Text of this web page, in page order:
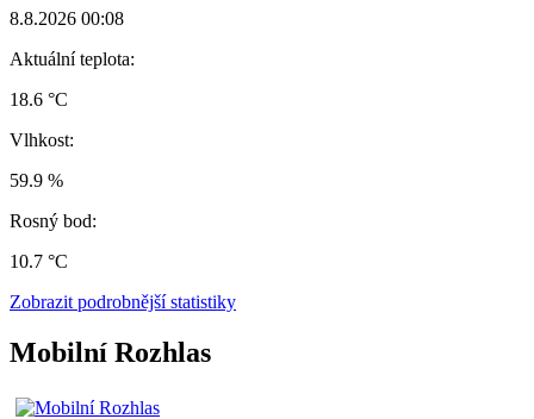
8.8.2026 00:08
Aktuální teplota:
18.6 °C
Vlhkost:
59.9 %
Rosný bod:
10.7 °C
Zobrazit podrobnější statistiky
Mobilní Rozhlas